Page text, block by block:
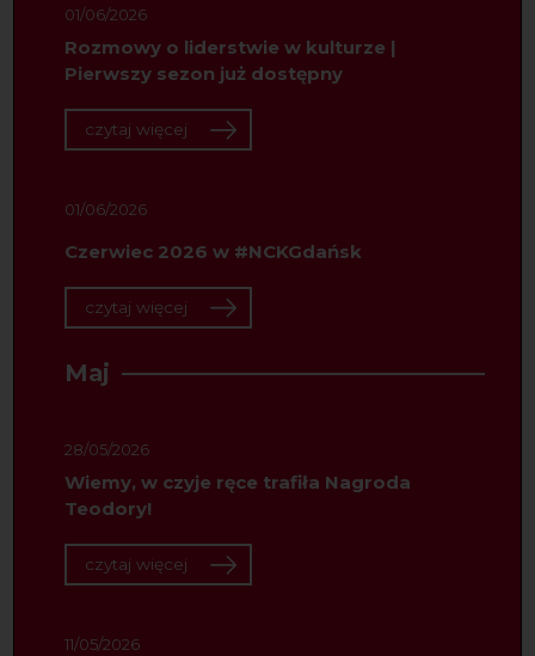
01/06/2026
Rozmowy o liderstwie w kulturze |
Pierwszy sezon już dostępny
czytaj więcej
01/06/2026
Czerwiec 2026 w #NCKGdańsk
czytaj więcej
Maj
28/05/2026
Wiemy, w czyje ręce trafiła Nagroda
Teodory!
czytaj więcej
11/05/2026